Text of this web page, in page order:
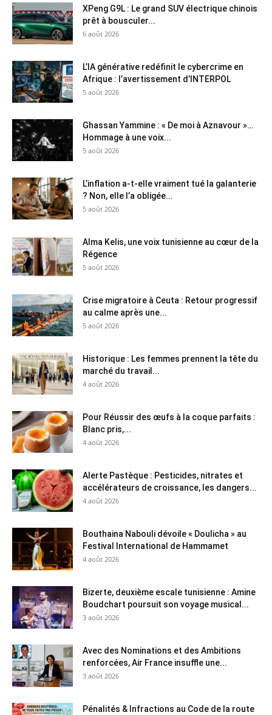
XPeng G9L : Le grand SUV électrique chinois
prêt à bousculer...
6 août 2026
L’IA générative redéfinit le cybercrime en
Afrique : l’avertissement d’INTERPOL
5 août 2026
Ghassan Yammine : « De moi à Aznavour »…
Hommage à une voix...
5 août 2026
L’inflation a-t-elle vraiment tué la galanterie
? Non, elle l’a obligée...
5 août 2026
Alma Kelis, une voix tunisienne au cœur de la
Régence
5 août 2026
Crise migratoire à Ceuta : Retour progressif
au calme après une...
5 août 2026
Historique : Les femmes prennent la tête du
marché du travail...
4 août 2026
Pour Réussir des œufs à la coque parfaits :
Blanc pris,...
4 août 2026
Alerte Pastèque : Pesticides, nitrates et
accélérateurs de croissance, les dangers...
4 août 2026
Bouthaina Nabouli dévoile « Doulicha » au
Festival International de Hammamet
4 août 2026
Bizerte, deuxième escale tunisienne : Amine
Boudchart poursuit son voyage musical...
3 août 2026
Avec des Nominations et des Ambitions
renforcées, Air France insuffle une...
3 août 2026
Pénalités & Infractions au Code de la route